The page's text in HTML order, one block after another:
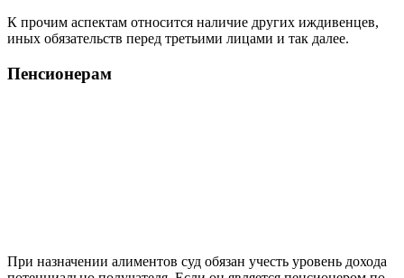
К прочим аспектам относится наличие других иждивенцев,
иных обязательств перед третьими лицами и так далее.
Пенсионерам
При назначении алиментов суд обязан учесть уровень дохода